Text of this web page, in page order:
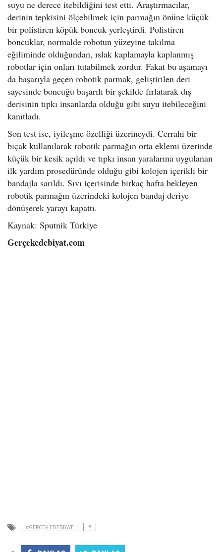
suyu ne derece itebildiğini test etti. Araştırmacılar,
derinin tepkisini ölçebilmek için parmağın önüne küçük
bir polistiren köpük boncuk yerleştirdi. Polistiren
boncuklar, normalde robotun yüzeyine takılma
eğiliminde olduğundan, ıslak kaplamayla kaplanmış
robotlar için onları tutabilmek zordur. Fakat bu aşamayı
da başarıyla geçen robotik parmak, geliştirilen deri
sayesinde boncuğu başarılı bir şekilde fırlatarak dış
derisinin tıpkı insanlarda olduğu gibi suyu itebileceğini
kanıtladı.
Son test ise, iyileşme özelliği üzerineydi. Cerrahi bir
bıçak kullanılarak robotik parmağın orta eklemi üzerinde
küçük bir kesik açıldı ve tıpkı insan yaralarına uygulanan
ilk yardım prosedüründe olduğu gibi kolojen içerikli bir
bandajla sarıldı. Sıvı içerisinde birkaç hafta bekleyen
robotik parmağın üzerindeki kolojen bandaj deriye
dönüşerek yarayı kapattı.
Kaynak: Sputnik Türkiye
Gerçekedebiyat.com
#GERCEK EDEBIYAT #